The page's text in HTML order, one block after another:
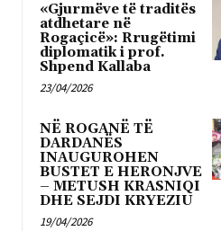
«Gjurmëve të traditës
atdhetare në
Rogaçicë»: Rrugëtimi
diplomatik i prof.
Shpend Kallaba
23/04/2026
NË ROGANË TË
DARDANËS
INAUGUROHEN
BUSTET E HERONJVE
– METUSH KRASNIQI
DHE SEJDI KRYEZIU
19/04/2026